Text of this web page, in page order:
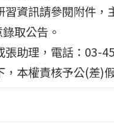
資訊請參閱附件，
取公告。
助理，電話：03-
本權責核予公(差)